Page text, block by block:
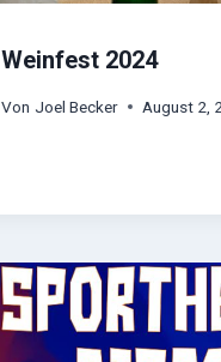
Weinfest 2024
Von Joel Becker August 2,